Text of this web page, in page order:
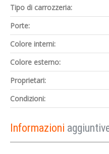
Tipo di carrozzeria:
Porte:
Colore interni:
Colore esterno:
Proprietari:
Condizioni:
Informazioni